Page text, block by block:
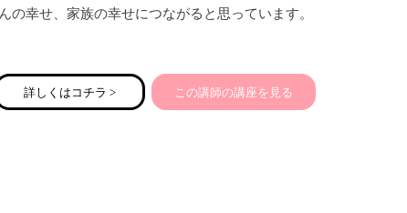
んの幸せ、家族の幸せにつながると思っています。
、不安定になりがちなココロ。
詳しくはコチラ > この講師の講座を見る